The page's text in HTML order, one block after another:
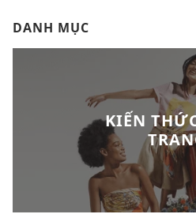
DANH MỤC
KIẾN